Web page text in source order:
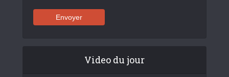
Video du jour